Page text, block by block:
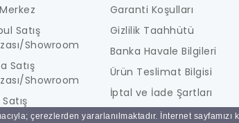
çerezlerden yararlanılmaktadır. İnternet
Satış
Showroom
Satış
Showroom
Showroom
Garanti Koşulları
Gizlilik Taahhütü
Banka Havale Bilgileri
Ürün Teslimat Bilgisi
İptal ve İade Şartları
KİŞİSEL VERİLERE İLİŞKİN